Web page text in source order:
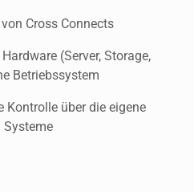
Cross Connects
(Server, Storage,
Betriebssystem
Kontrolle über die eigene
Systeme